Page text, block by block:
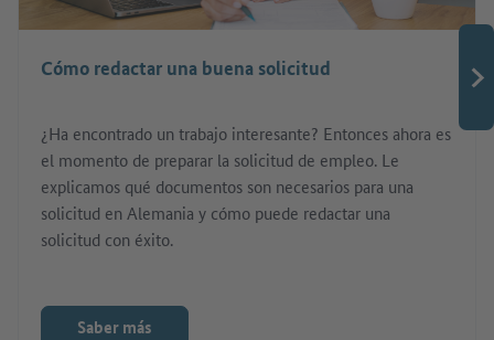
Cómo redactar una buena solicitud
¿Ha encontrado un trabajo interesante? Entonces ahora es
el momento de preparar la solicitud de empleo. Le
explicamos qué documentos son necesarios para una
solicitud en Alemania y cómo puede redactar una
solicitud con éxito.
Saber más